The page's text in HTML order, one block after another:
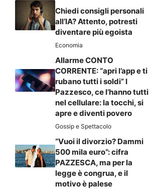
Chiedi consigli personali
all’IA? Attento, potresti
diventare più egoista
Economia
Allarme CONTO
CORRENTE: “apri l’app e ti
rubano tutti i soldi” I
Pazzesco, ce l’hanno tutti
nel cellulare: la tocchi, si
apre e diventi povero
Gossip e Spettacolo
“Vuoi il divorzio? Dammi
500 mila euro”: cifra
PAZZESCA, ma per la
legge è congrua, e il
motivo è palese